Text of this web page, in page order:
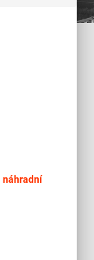
náhradní